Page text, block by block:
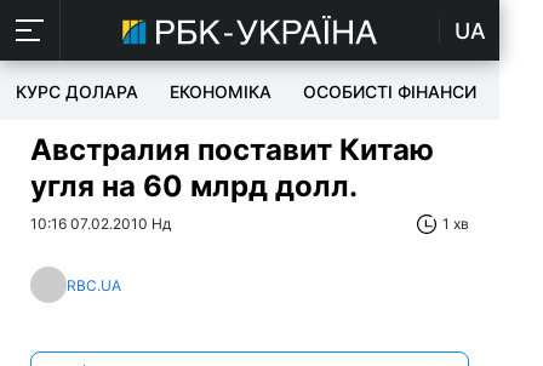
UA
КУРС ДОЛАРА ЕКОНОМІКА ОСОБИСТІ ФІНАНСИ
Австралия поставит Китаю
угля на 60 млрд долл.
10:16 07.02.2010 Нд 1 хв
RBC.UA